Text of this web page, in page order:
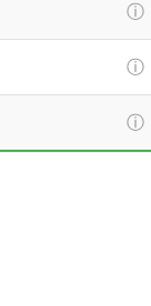
ⓘ
ⓘ
ⓘ